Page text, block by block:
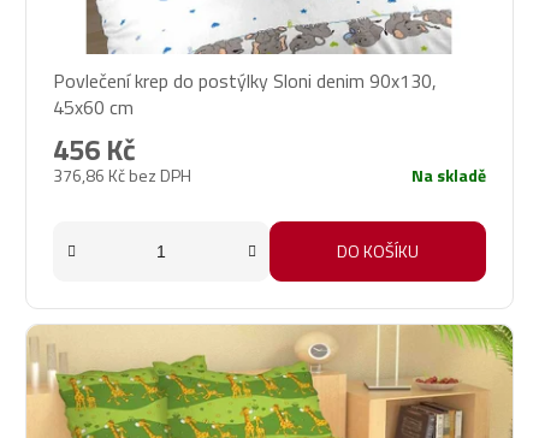
Povlečení krep do postýlky Sloni denim 90x130,
45x60 cm
376,86 Kč bez DPH
456 Kč
Na skladě
DO KOŠÍKU